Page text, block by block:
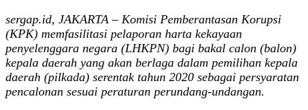
sergap.id, JAKARTA – Komisi Pemberantasan Korupsi
(KPK) memfasilitasi pelaporan harta kekayaan
penyelenggara negara (LHKPN) bagi bakal calon (balon)
kepala daerah yang akan berlaga dalam pemilihan kepala
daerah (pilkada) serentak tahun 2020 sebagai persyaratan
pencalonan sesuai peraturan perundang-undangan.